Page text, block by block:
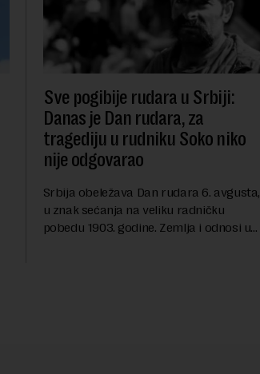
Sve pogibije rudara u Srbiji:
Danas je Dan rudara, za
tragediju u rudniku Soko niko
nije odgovarao
Srbija obeležava Dan rudara 6. avgusta,
u znak sećanja na veliku radničku
pobedu 1903. godine. Zemlja i odnosi u